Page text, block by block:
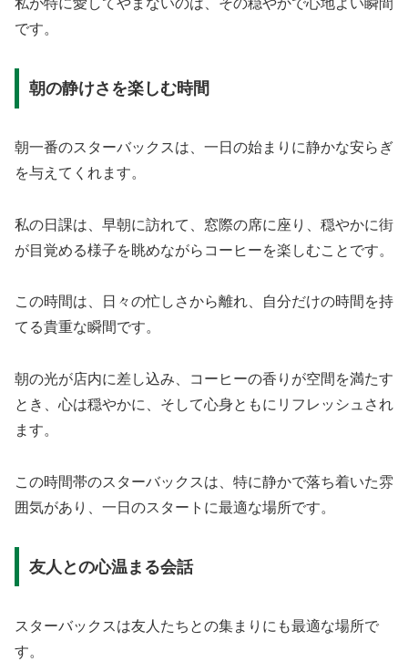
私が特に愛してやまないのは、その穏やかで心地よい瞬間
です。
朝の静けさを楽しむ時間
朝一番のスターバックスは、一日の始まりに静かな安らぎ
を与えてくれます。
私の日課は、早朝に訪れて、窓際の席に座り、穏やかに街
が目覚める様子を眺めながらコーヒーを楽しむことです。
この時間は、日々の忙しさから離れ、自分だけの時間を持
てる貴重な瞬間です。
朝の光が店内に差し込み、コーヒーの香りが空間を満たす
とき、心は穏やかに、そして心身ともにリフレッシュされ
ます。
この時間帯のスターバックスは、特に静かで落ち着いた雰
囲気があり、一日のスタートに最適な場所です。
友人との心温まる会話
スターバックスは友人たちとの集まりにも最適な場所で
す。